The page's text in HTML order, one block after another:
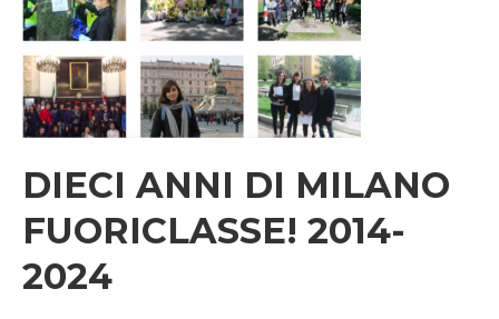
DIECI ANNI DI MILANO
FUORICLASSE! 2014-
2024